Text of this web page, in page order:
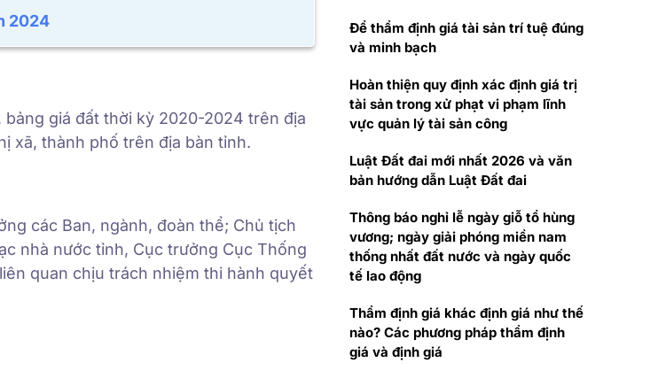
2024
giá đất thời kỳ 2020-2024 trên địa
xã, thành phố trên địa bàn tỉnh.
các Ban, ngành, đoàn thể; Chủ tịch
nhà nước tỉnh, Cục trưởng Cục Thống
quan chịu trách nhiệm thi hành quyết
Để thẩm định giá tài sản trí tuệ đúng
và minh bạch
Hoàn thiện quy định xác định giá trị
tài sản trong xử phạt vi phạm lĩnh
vực quản lý tài sản công
Luật Đất đai mới nhất 2026 và văn
bản hướng dẫn Luật Đất đai
Thông báo nghỉ lễ ngày giỗ tổ hùng
vương; ngày giải phóng miền nam
thống nhất đất nước và ngày quốc
tế lao động
Thẩm định giá khác định giá như thế
nào? Các phương pháp thẩm định
giá và định giá